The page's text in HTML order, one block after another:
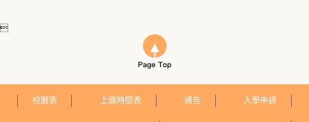

校曆表 上課時間表 通告 入學申請